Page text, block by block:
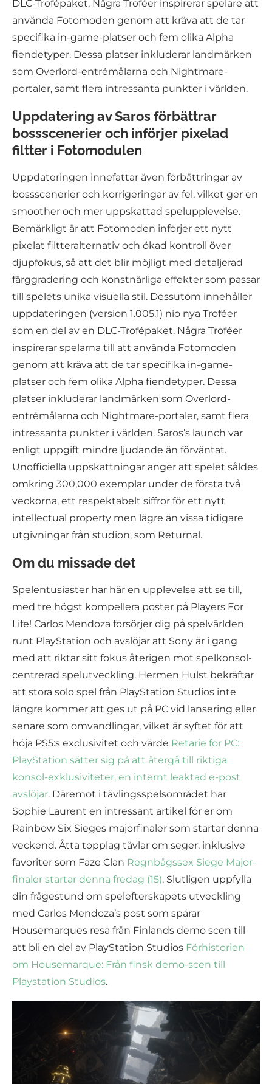
DLC-Trofépaket. Några Troféer inspirerar spelare att
använda Fotomoden genom att kräva att de tar
specifika in-game-platser och fem olika Alpha
fiendetyper. Dessa platser inkluderar landmärken
som Overlord-entrémålarna och Nightmare-
portaler, samt flera intressanta punkter i världen.
Uppdatering av Saros förbättrar
bossscenerier och införjer pixelad
filtter i Fotomodulen
Uppdateringen innefattar även förbättringar av
bossscenerier och korrigeringar av fel, vilket ger en
smoother och mer uppskattad spelupplevelse.
Bemärkligt är att Fotomoden införjer ett nytt
pixelat filtteralternativ och ökad kontroll över
djupfokus, så att det blir möjligt med detaljerad
färggradering och konstnärliga effekter som passar
till spelets unika visuella stil. Dessutom innehåller
uppdateringen (version 1.005.1) nio nya Troféer
som en del av en DLC-Trofépaket. Några Troféer
inspirerar spelarna till att använda Fotomoden
genom att kräva att de tar specifika in-game-
platser och fem olika Alpha fiendetyper. Dessa
platser inkluderar landmärken som Overlord-
entrémålarna och Nightmare-portaler, samt flera
intressanta punkter i världen. Saros’s launch var
enligt uppgift mindre ljudande än förväntat.
Unofficiella uppskattningar anger att spelet såldes
omkring 300,000 exemplar under de första två
veckorna, ett respektabelt siffror för ett nytt
intellectual property men lägre än vissa tidigare
utgivningar från studion, som Returnal.
Om du missade det
Spelentusiaster har här en upplevelse att se till,
med tre högst kompellera poster på Players For
Life! Carlos Mendoza försörjer dig på spelvärlden
runt PlayStation och avslöjar att Sony är i gang
med att riktar sitt fokus återigen mot spelkonsol-
centrerad spelutveckling. Hermen Hulst bekräftar
att stora solo spel från PlayStation Studios inte
längre kommer att ges ut på PC vid lansering eller
senare som omvandlingar, vilket är syftet för att
höja PS5:s exclusivitet och värde Retarie för PC:
PlayStation sätter sig på att återgå till riktiga
konsol-exklusiviteter, en internt leaktad e-post
avslöjar. Däremot i tävlingsspelsområdet har
Sophie Laurent en intressant artikel för er om
Rainbow Six Sieges majorfinaler som startar denna
veckend. Åtta topplag tävlar om seger, inklusive
favoriter som Faze Clan Regnbågssex Siege Major-
finaler startar denna fredag (15). Slutligen uppfylla
din frågestund om spelefterskapets utveckling
med Carlos Mendoza’s post som spårar
Housemarques resa från Finlands demo scen till
att bli en del av PlayStation Studios Förhistorien
om Housemarque: Från finsk demo-scen till
Playstation Studios.